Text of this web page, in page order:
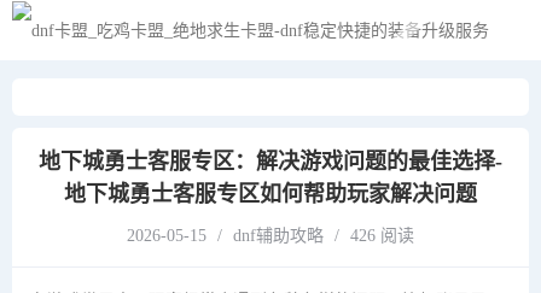
地下城勇士客服专区：解决游戏问题的最佳选择-
地下城勇士客服专区如何帮助玩家解决问题
2026-05-15 / dnf辅助攻略 / 426 阅读